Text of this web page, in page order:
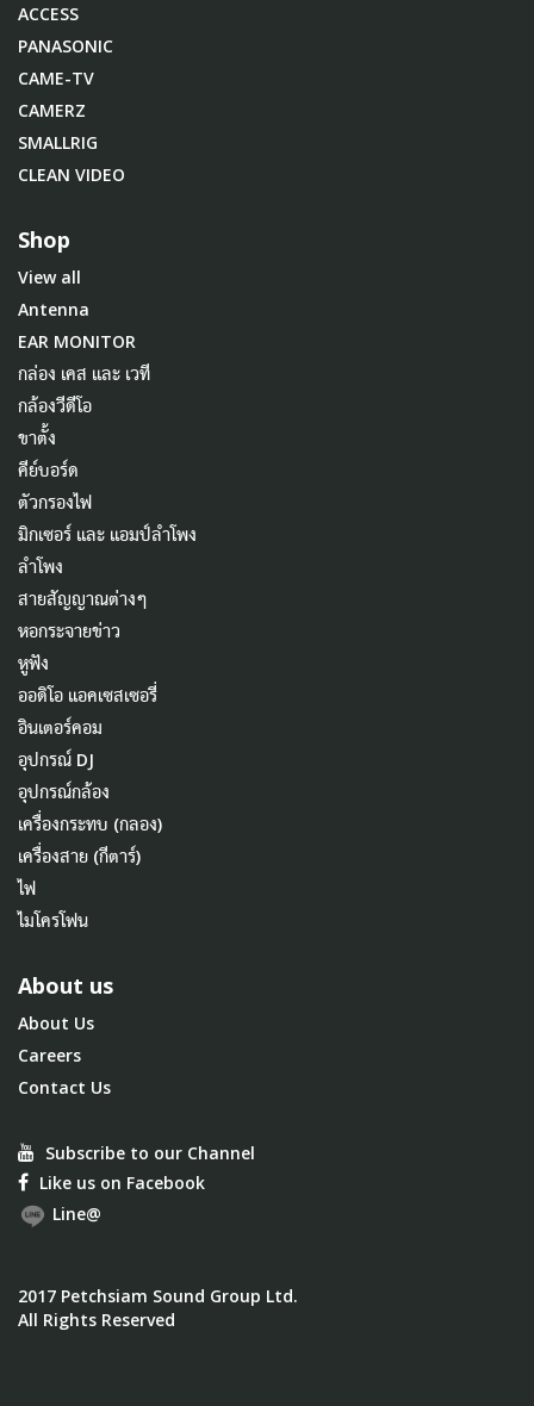
ACCESS
PANASONIC
CAME-TV
CAMERZ
SMALLRIG
CLEAN VIDEO
Shop
View all
Antenna
EAR MONITOR
กล่อง เคส และ เวที
กล้องวีดีโอ
ขาตั้ง
คีย์บอร์ด
ตัวกรองไฟ
มิกเซอร์ และ แอมป์ลำโพง
ลำโพง
สายสัญญาณต่างๆ
หอกระจายข่าว
หูฟัง
ออดิโอ แอคเซสเซอรี่
อินเตอร์คอม
อุปกรณ์ DJ
อุปกรณ์กล้อง
เครื่องกระทบ (กลอง)
เครื่องสาย (กีตาร์)
ไฟ
ไมโครโฟน
About us
About Us
Careers
Contact Us
Subscribe to our Channel
Like us on Facebook
Line@
2017 Petchsiam Sound Group Ltd.
All Rights Reserved